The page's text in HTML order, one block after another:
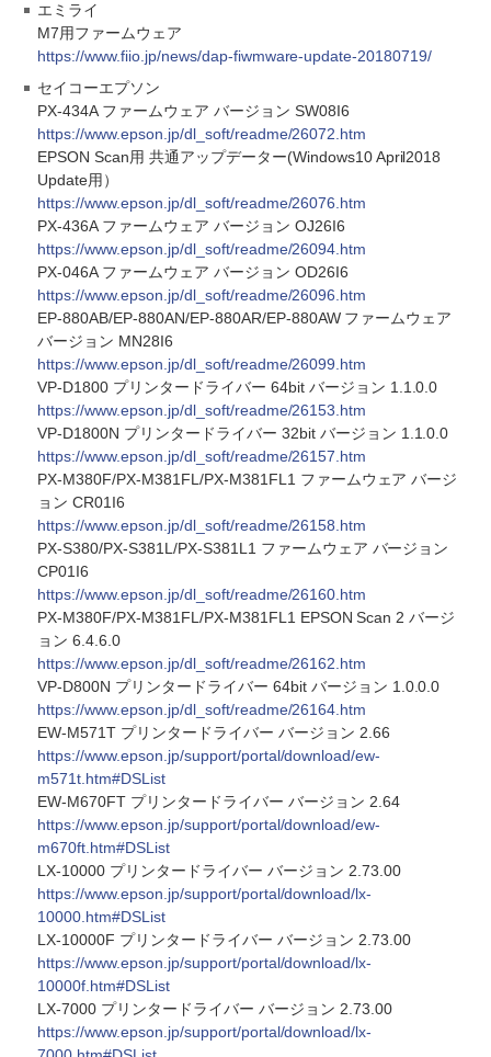
エミライ
M7用ファームウェア
https://www.fiio.jp/news/dap-fiwmware-update-20180719/
セイコーエプソン
PX-434A ファームウェア バージョン SW08I6
https://www.epson.jp/dl_soft/readme/26072.htm
EPSON Scan用 共通アップデーター(Windows10 April2018
Update用）
https://www.epson.jp/dl_soft/readme/26076.htm
PX-436A ファームウェア バージョン OJ26I6
https://www.epson.jp/dl_soft/readme/26094.htm
PX-046A ファームウェア バージョン OD26I6
https://www.epson.jp/dl_soft/readme/26096.htm
EP-880AB/EP-880AN/EP-880AR/EP-880AW ファームウェア
バージョン MN28I6
https://www.epson.jp/dl_soft/readme/26099.htm
VP-D1800 プリンタードライバー 64bit バージョン 1.1.0.0
https://www.epson.jp/dl_soft/readme/26153.htm
VP-D1800N プリンタードライバー 32bit バージョン 1.1.0.0
https://www.epson.jp/dl_soft/readme/26157.htm
PX-M380F/PX-M381FL/PX-M381FL1 ファームウェア バージ
ョン CR01I6
https://www.epson.jp/dl_soft/readme/26158.htm
PX-S380/PX-S381L/PX-S381L1 ファームウェア バージョン
CP01I6
https://www.epson.jp/dl_soft/readme/26160.htm
PX-M380F/PX-M381FL/PX-M381FL1 EPSON Scan 2 バージ
ョン 6.4.6.0
https://www.epson.jp/dl_soft/readme/26162.htm
VP-D800N プリンタードライバー 64bit バージョン 1.0.0.0
https://www.epson.jp/dl_soft/readme/26164.htm
EW-M571T プリンタードライバー バージョン 2.66
https://www.epson.jp/support/portal/download/ew-
m571t.htm#DSList
EW-M670FT プリンタードライバー バージョン 2.64
https://www.epson.jp/support/portal/download/ew-
m670ft.htm#DSList
LX-10000 プリンタードライバー バージョン 2.73.00
https://www.epson.jp/support/portal/download/lx-
10000.htm#DSList
LX-10000F プリンタードライバー バージョン 2.73.00
https://www.epson.jp/support/portal/download/lx-
10000f.htm#DSList
LX-7000 プリンタードライバー バージョン 2.73.00
https://www.epson.jp/support/portal/download/lx-